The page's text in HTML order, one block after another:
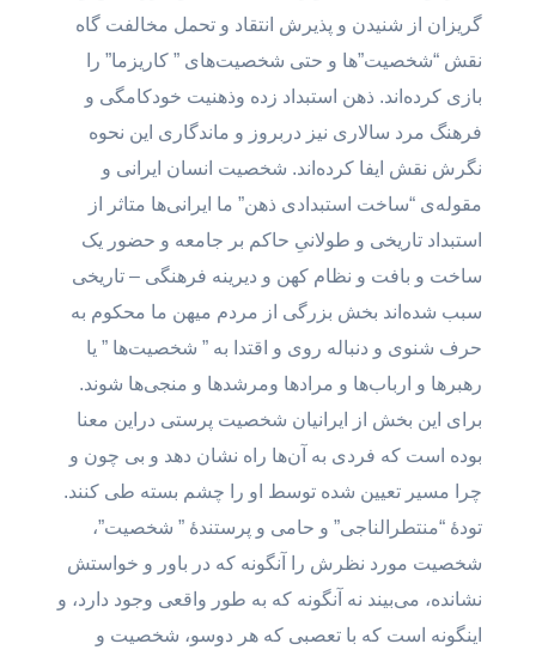
گریزان از شنیدن و پذیرش انتقاد و تحمل مخالفت گاه
نقش “شخصیت”‌ها و حتی شخصیت‌های ” کاریزما” را
بازی کرده‌اند. ذهن استبداد زده وذهنیت خودکامگی و
فرهنگ مرد سالاری نیز دربروز و ماندگاری این نحوه
نگرش نقش ایفا کرده‌اند. شخصیت انسان ایرانی و
مقوله‌ی “ساخت استبدادی ذهن” ما ایرانی‌ها متاثر از
استبداد تاریخی و طولانیِ حاکم بر جامعه و حضور یک
ساخت و بافت و نظام کهن و دیرینه فرهنگی – تاریخی
سبب شده‌اند بخش بزرگی از مردم میهن ما محکوم به
حرف شنوی و دنباله روی و اقتدا به ” شخصیت‌ها ” یا
رهبرها و ارباب‌ها و مراد‌ها ومرشدها و منجی‌ها شوند.
برای این بخش از ایرانیان شخصیت پرستی دراین معنا
بوده است که فردی به آن‌ها راه نشان دهد و بی چون و
چرا مسیر تعیین شده توسط او را چشم بسته طی کنند.
تودۀ “منتطرالناجی” و حامی و پرستندۀ ” شخصیت”،
شخصیت مورد نظرش را آنگونه که در باور و خواستش
نشانده، می‌بیند نه آنگونه که به طور واقعی وجود دارد، و
اینگونه است که با تعصبی که هر دوسو، شخصیت و